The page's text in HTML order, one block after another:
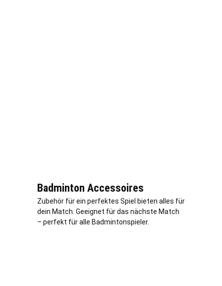
Badminton Accessoires
Zubehör für ein perfektes Spiel bieten alles für
dein Match. Geeignet für das nächste Match
– perfekt für alle Badmintonspieler.